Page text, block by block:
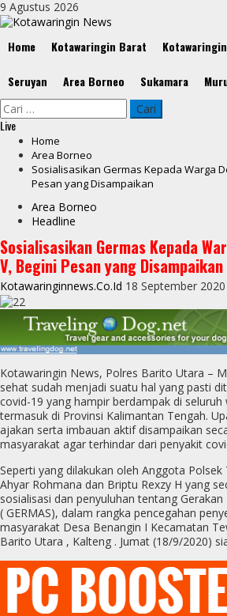
Skip
to
9 Agustus 2026
Menu
Home Kotawaringin Barat
Seruyan Area Borneo Sukamara
Cari
untuk:
Live
Home
Area Borneo
Sosialisasikan Germas Kepada Warga
Pesan yang Disampaikan
Area Borneo
Headline
Sosialisasikan Germas Kepada
V, Begini Pesan yang Disampaikan
Kotawaringinnews.co.id 18 September 2020
Kotawaringin News, Polres Barito Utara –
sehat sudah menjadi suatu hal yang pasti
covid-19 yang hampir berdampak di seluruh
termasuk di Provinsi Kalimantan Tengah.
ajakan serta imbauan aktif disampaikan
masyarakat agar terhindar dari penyakit
Seperti yang dilakukan oleh Anggota
Ahyar Rohmana dan Briptu Rexzy H yang
sosialisasi dan penyuluhan tentang
( GERMAS), dalam rangka pencegahan
masyarakat Desa Benangin I Kecamatan
Barito Utara , Kalteng . Jumat (18/9/2020)